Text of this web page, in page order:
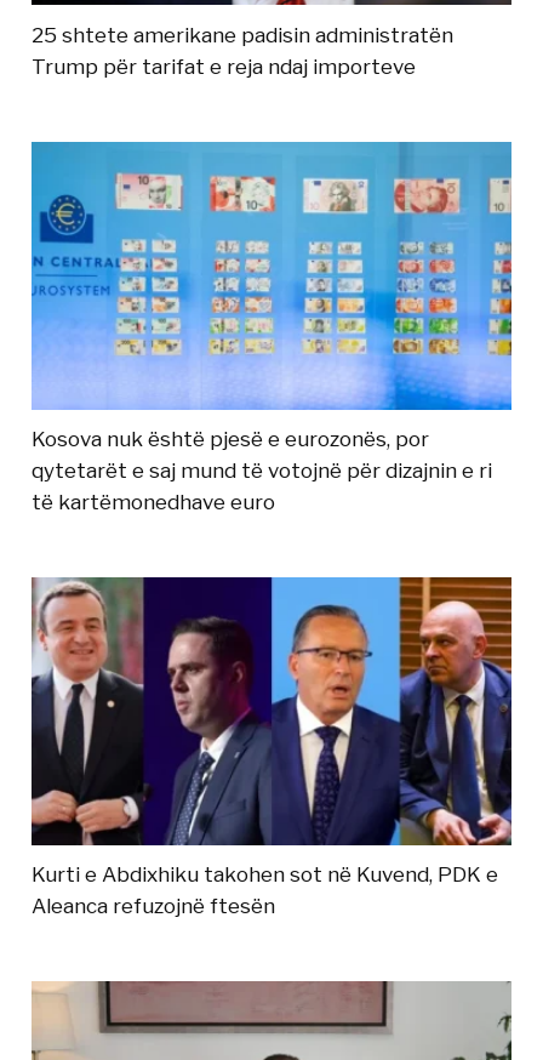
25 shtete amerikane padisin administratën
Trump për tarifat e reja ndaj importeve
Kosova nuk është pjesë e eurozonës, por
qytetarët e saj mund të votojnë për dizajnin e ri
të kartëmonedhave euro
Kurti e Abdixhiku takohen sot në Kuvend, PDK e
Aleanca refuzojnë ftesën